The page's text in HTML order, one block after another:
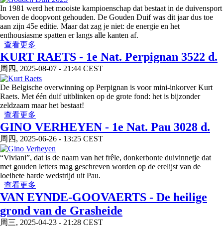
In 1981 werd het mooiste kampioenschap dat bestaat in de duivensport
boven de doopvont gehouden. De Gouden Duif was dit jaar dus toe
aan zijn 45e editie. Maar dat zag je niet: de energie en het
enthousiasme spatten er langs alle kanten af.
查看更多
KURT RAETS - 1e Nat. Perpignan 3522 d.
周四, 2025-08-07 - 21:44 CEST
De Belgische overwinning op Perpignan is voor mini-inkorver Kurt
Raets. Met één duif uitblinken op de grote fond: het is bijzonder
zeldzaam maar het bestaat!
查看更多
GINO VERHEYEN - 1e Nat. Pau 3028 d.
周四, 2025-06-26 - 13:25 CEST
“Viviani”, dat is de naam van het frêle, donkerbonte duivinnetje dat
met gouden letters mag geschreven worden op de erelijst van de
loeihete harde wedstrijd uit Pau.
查看更多
VAN EYNDE-GOOVAERTS - De heilige
grond van de Grasheide
周三, 2025-04-23 - 21:28 CEST